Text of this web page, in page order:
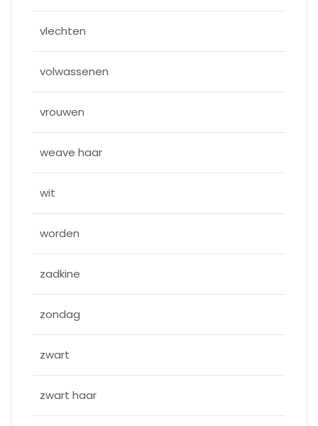
vlechten
volwassenen
vrouwen
weave haar
wit
worden
zadkine
zondag
zwart
zwart haar